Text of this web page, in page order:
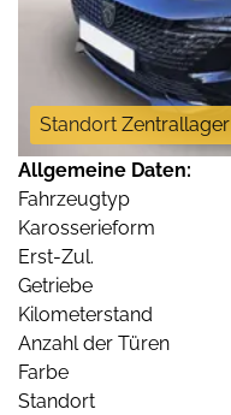
Standort Zentrallager
Allgemeine Daten:
Fahrzeugtyp
Karosserieform
Erst-Zul.
Getriebe
Kilometerstand
Anzahl der Türen
Farbe
Standort